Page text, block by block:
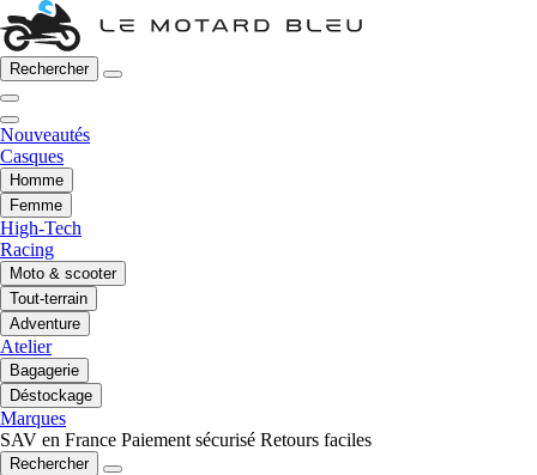
Rechercher
Nouveautés
Casques
Homme
Femme
High-Tech
Racing
Moto & scooter
Tout-terrain
Adventure
Atelier
Bagagerie
Déstockage
Marques
SAV en France Paiement sécurisé Retours faciles
Rechercher